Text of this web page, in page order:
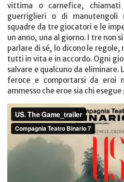
vittima o carnefice,
guerriglieri o di manutengoli
squadre da tre giocatori e le
un anno, una al giorno. I tre non
parlare di sé, lo dicono le regole,
tutti in vita e in accordo. Ogni
salvare e qualcuno da eliminare.
feroce e comportarsi da eroi
ammesso che eroe sia chi